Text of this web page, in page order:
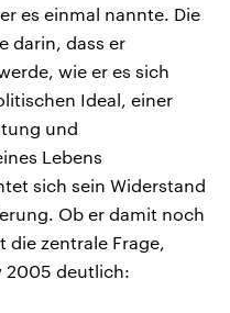
es einmal nannte. Die
darin, dass er
wie er es sich
Ideal, einer
und
Lebens
sich sein Widerstand
Ob er damit noch
die zentrale Frage,
2005 deutlich: